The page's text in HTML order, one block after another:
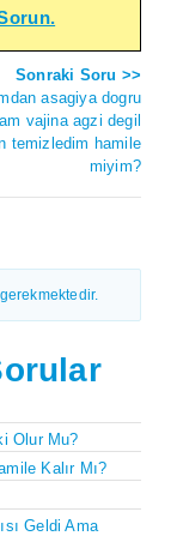
Sonraki Soru >>
asagiya dogru
vajina agzi degil
temizledim hamile
miyim?
Olur Mu?
Kalır Mı?
Geldi Ama